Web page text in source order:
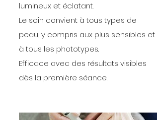
lumineux et éclatant.
Le soin convient à tous types de
peau, y compris aux plus sensibles et
à tous les phototypes.
Efficace avec des résultats visibles
dès la première séance.